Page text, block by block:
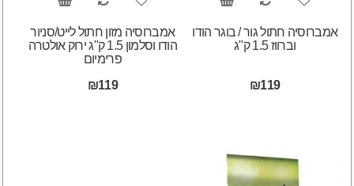
אמברוסיה חתול גור / בוגר הודו
וברווז 1.5 ק"ג
₪119
אמברוסיה מזון חתול לייט/סניור
הודו וסלמון 1.5 ק"ג ירוק אולטרה
פרימיום
₪119